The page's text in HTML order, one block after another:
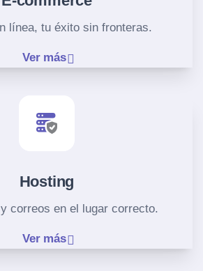
línea, tu éxito sin fronteras.
Ver más
Hosting
correos en el lugar correcto.
Ver más